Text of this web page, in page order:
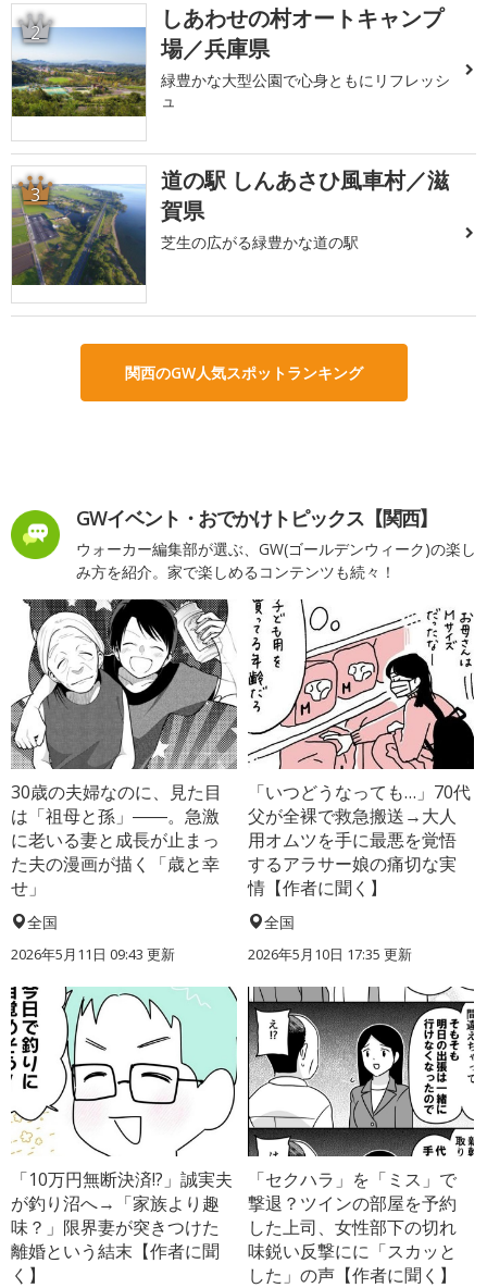
2
しあわせの村オートキャンプ
場／兵庫県
緑豊かな大型公園で心身ともにリフレッシ
ュ
3
道の駅 しんあさひ風車村／滋
賀県
芝生の広がる緑豊かな道の駅
関西のGW人気スポットランキング
GWイベント・おでかけトピックス【関西】
ウォーカー編集部が選ぶ、GW(ゴールデンウィーク)の楽し
み方を紹介。家で楽しめるコンテンツも続々！
30歳の夫婦なのに、見た目
は「祖母と孫」――。急激
に老いる妻と成長が止まっ
た夫の漫画が描く「歳と幸
せ」
全国
2026年5月11日 09:43 更新
「いつどうなっても…」70代
父が全裸で救急搬送→大人
用オムツを手に最悪を覚悟
するアラサー娘の痛切な実
情【作者に聞く】
全国
2026年5月10日 17:35 更新
「10万円無断決済!?」誠実夫
が釣り沼へ→「家族より趣
味？」限界妻が突きつけた
離婚という結末【作者に聞
く】
「セクハラ」を「ミス」で
撃退？ツインの部屋を予約
した上司、女性部下の切れ
味鋭い反撃にに「スカッと
した」の声【作者に聞く】